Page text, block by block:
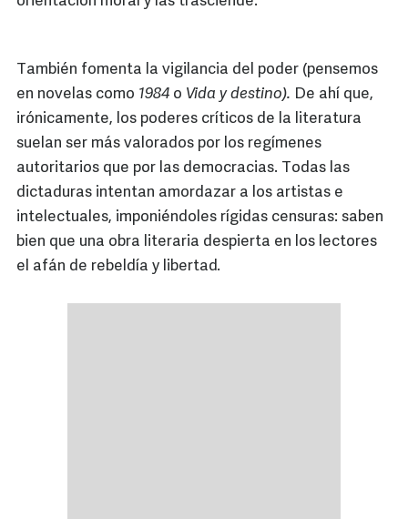
También fomenta la vigilancia del poder (pensemos
en novelas como 1984 o Vida y destino). De ahí que,
irónicamente, los poderes críticos de la literatura
suelan ser más valorados por los regímenes
autoritarios que por las democracias. Todas las
dictaduras intentan amordazar a los artistas e
intelectuales, imponiéndoles rígidas censuras: saben
bien que una obra literaria despierta en los lectores
el afán de rebeldía y libertad.